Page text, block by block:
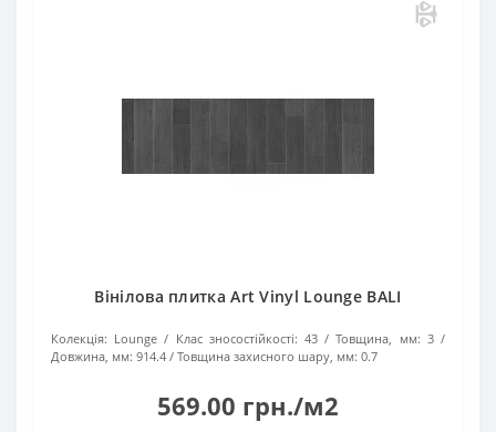
Вінілова плитка Art Vinyl Lounge BALI
Колекція: Lounge Клас зносостійкості: 43 Товщина, мм: 3
Довжина, мм: 914.4 Товщина захисного шару, мм: 0.7
569.00 грн./м2